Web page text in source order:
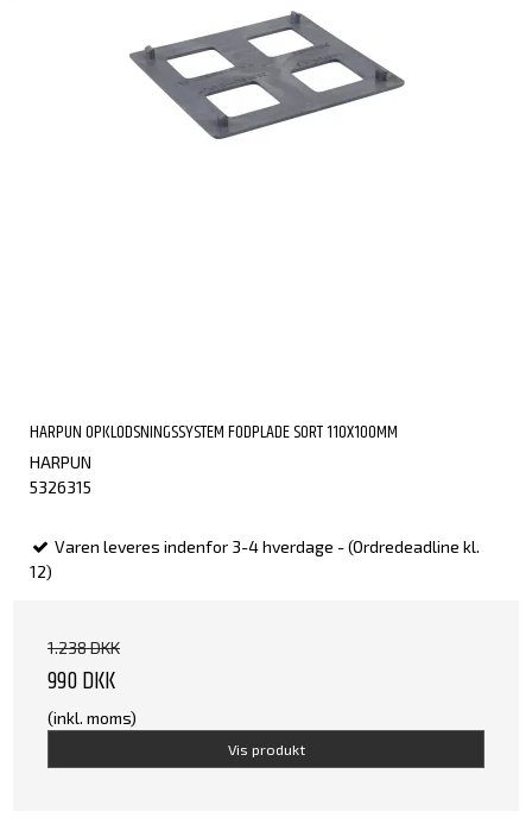
HARPUN OPKLODSNINGSSYSTEM FODPLADE SORT 110X100MM
HARPUN
5326315
Varen leveres indenfor 3-4 hverdage - (Ordredeadline kl.
12)
1.238 DKK
990 DKK
(inkl. moms)
Vis produkt